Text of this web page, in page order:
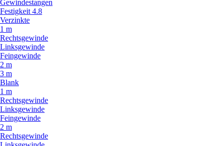
Gewindestangen
Festigkeit 4.8
Verzinkte
1 m
Rechtsgewinde
Linksgewinde
Feingewinde
2 m
3 m
Blank
1 m
Rechtsgewinde
Linksgewinde
Feingewinde
2 m
Rechtsgewinde